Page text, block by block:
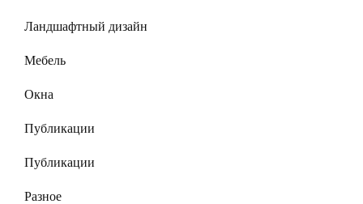
Ландшафтный дизайн
Мебель
Окна
Публикации
Публикации
Разное